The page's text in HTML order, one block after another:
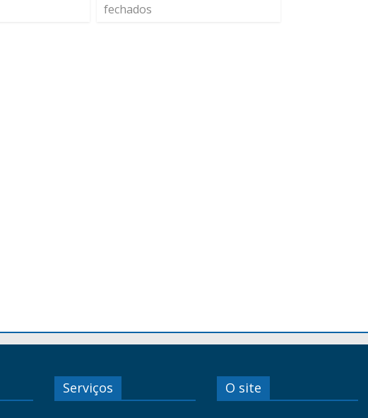
fechados
Serviços O site